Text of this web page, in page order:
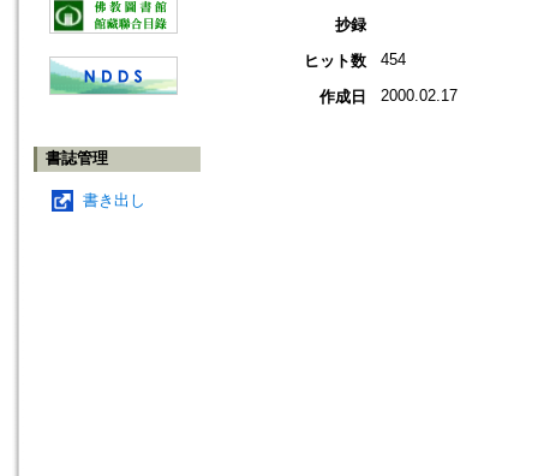
書誌管理
書き出し
抄録
ヒット数
454
作成日 2000.02.17